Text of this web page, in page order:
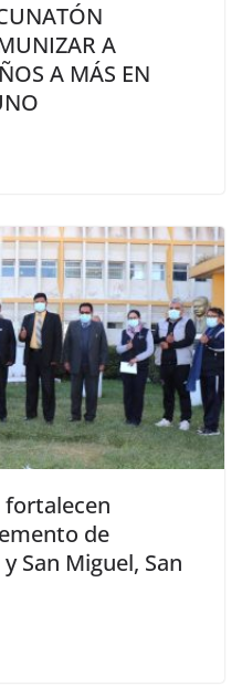
A
A MÁS EN
fortalecen
de
San Miguel, San